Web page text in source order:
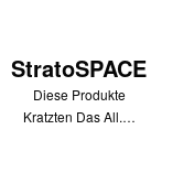
StratoSPACE
Diese Produkte
Kratzten Das All.…